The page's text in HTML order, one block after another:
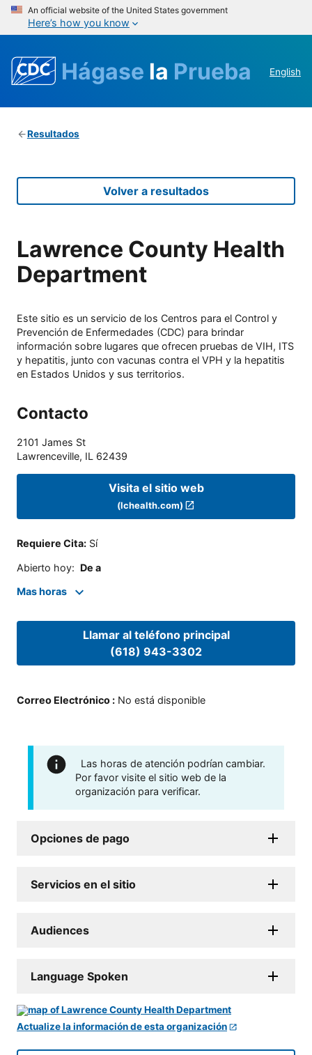
An official website of the United States government
Here’s how you know
Hágase la Prueba English
Resultados
Volver a resultados
Lawrence County Health
Department
Este sitio es un servicio de los Centros para el Control y
Prevención de Enfermedades (CDC) para brindar
información sobre lugares que ofrecen pruebas de VIH, ITS
y hepatitis, junto con vacunas contra el VPH y la hepatitis
en Estados Unidos y sus territorios.
Contacto
2101 James St
Lawrenceville, IL 62439
Visita el sitio web
(lchealth.com)
Requiere Cita: Sí
Abierto hoy: De a
Mas horas
Llamar al teléfono principal
(618) 943-3302
Correo Electrónico : No está disponible
Las horas de atención podrían cambiar.
Por favor visite el sitio web de la
organización para verificar.
Opciones de pago
Servicios en el sitio
Audiences
Language Spoken
Actualize la información de esta organización